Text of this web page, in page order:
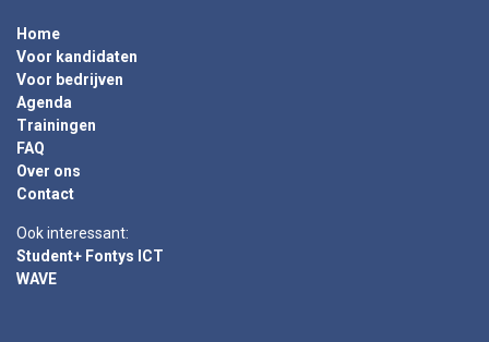
Home
Voor kandidaten
Voor bedrijven
Agenda
Trainingen
FAQ
Over ons
Contact
Ook interessant:
Student+ Fontys ICT
WAVE